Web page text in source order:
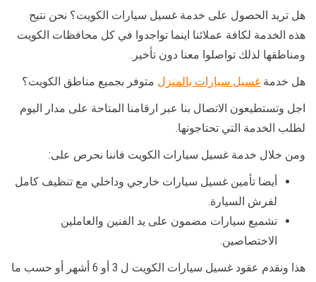
هل تريد الحصول على خدمة غسيل سيارات الكويت؟ نحن نتيح
هذه الخدمة لكافة عملائنا اينما تواجدوا في كل محافظات الكويت
ومناطقها لذلك تواصلوا معنا دون تأخير.
هل خدمة غسيل سيارات بالمنزل متوفر بجميع مناطق الكويت؟
اجل وتستطيعون الاتصال بنا عبر ارقامنا المتاحة على مدار اليوم
لطلب الخدمة التي تحتاجونها.
ومن خلال خدمة غسيل سيارات الكويت فاننا نحرص على:
أيضا تأمين غسيل سيارات خارجي وداخلي مع تنظيف كامل
لفرش السيارة.
تشميع سيارات مضمون على يد الفنين والعاملين
الاختصاصين.
هذا ونقدم عقود غسيل سيارات الكويت ل 3 أو 6 أشهر أو حسب ما